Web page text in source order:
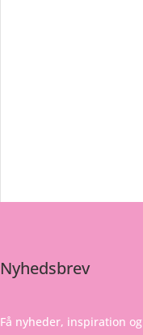
Nyhedsbrev
Få nyheder, inspiration og